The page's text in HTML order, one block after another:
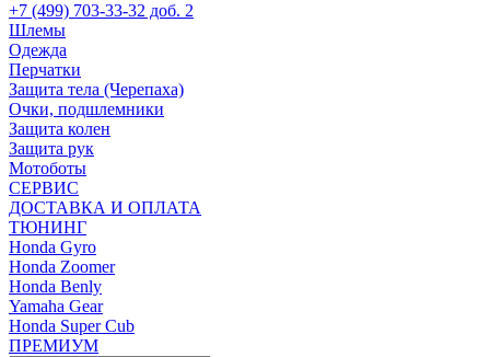
+7 (499) 703-33-32 доб. 2
Шлемы
Одежда
Перчатки
Защита тела (Черепаха)
Очки, подшлемники
Защита колен
Защита рук
Мотоботы
СЕРВИС
ДОСТАВКА И ОПЛАТА
ТЮНИНГ
Honda Gyro
Honda Zoomer
Honda Benly
Yamaha Gear
Honda Super Cub
ПРЕМИУМ